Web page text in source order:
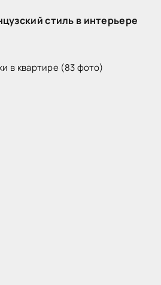
стиль в интерьере